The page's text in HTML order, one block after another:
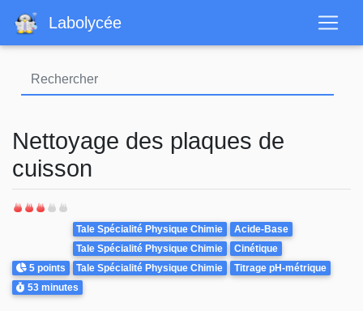
contenu
Labolycée
Nettoyage des plaques de
cuisson
Points
5 points
Theme
Tale Spécialité Physique Chimie
Acide-Base
Tale Spécialité Physique Chimie
Cinétique
Tale Spécialité Physique Chimie
Titrage pH-métrique
Durée
53 minutes